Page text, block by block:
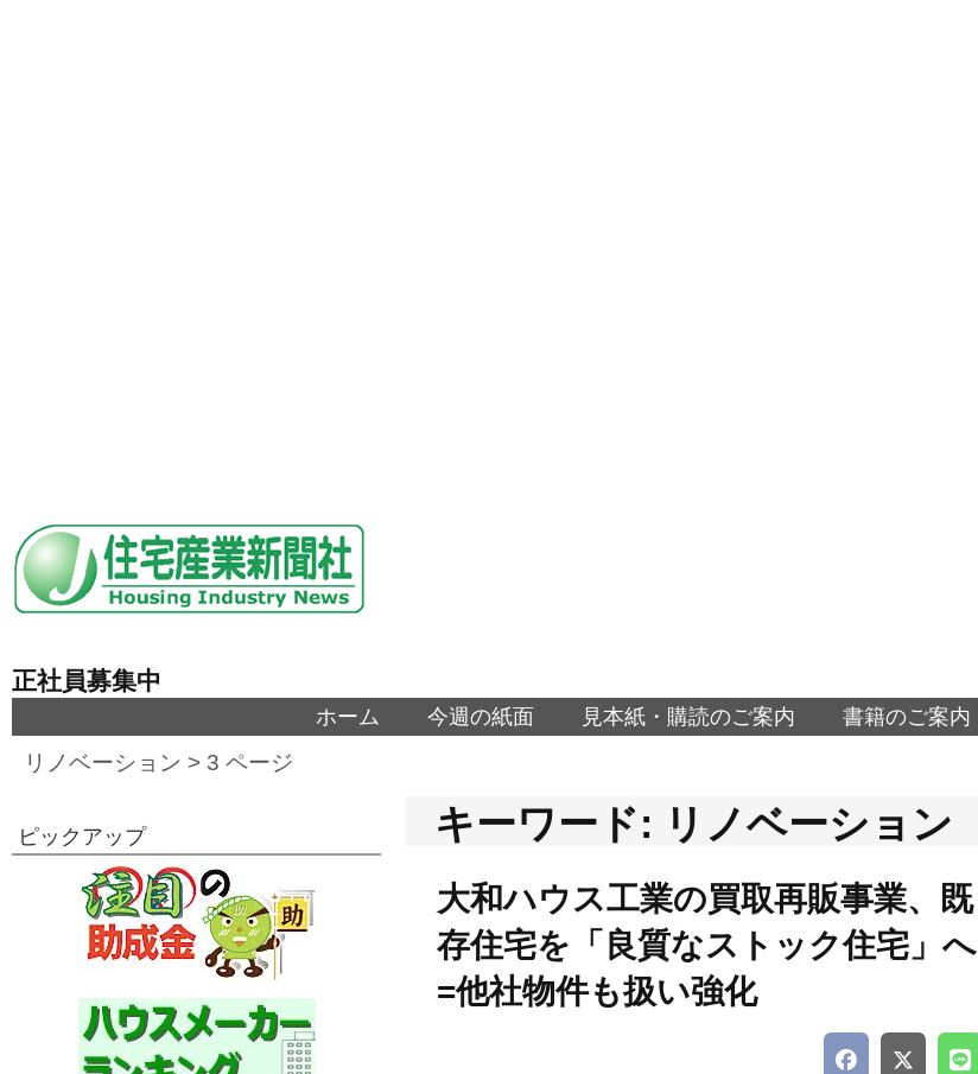
正社員募集中
ホーム 今週の紙面 見本紙・購読のご案内 書籍のご案内
リノベーション > 3 ページ
キーワード: リノベーション
大和ハウス工業の買取再販事業、既
存住宅を「良質なストック住宅」へ
=他社物件も扱い強化
ピックアップ